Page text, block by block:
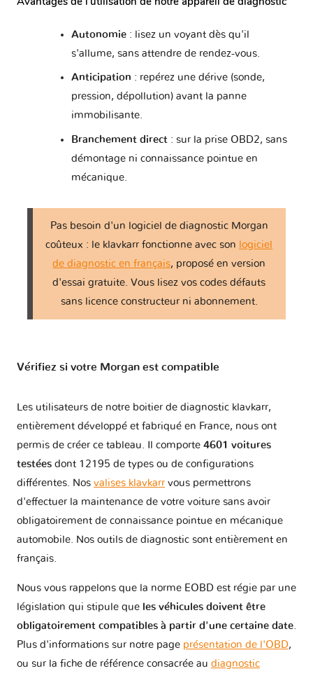
Autonomie: lisez un voyant dès qu'il
s'allume, sans attendre de rendez-vous.
Anticipation : repérez une dérive (sonde,
pression, dépollution) avant la panne
immobilisante.
Branchement direct : sur la prise OBD2, sans
démontage ni connaissance pointue en
mécanique.
Pas besoin d'un logiciel de diagnostic Morgan
coûteux : le klavkarr fonctionne avec son logiciel
de diagnostic en français, proposé en version
d'essai gratuite. Vous lisez vos codes défauts
sans licence constructeur ni abonnement.
Vérifiez si votre Morgan est compatible
Les utilisateurs de notre boitier de diagnostic klavkarr,
entièrement développé et fabriqué en France, nous ont
permis de créer ce tableau. Il comporte 4601 voitures
testées dont 12195 de types ou de configurations
différentes. Nos valises klavkarr vous permettrons
d'effectuer la maintenance de votre voiture sans avoir
obligatoirement de connaissance pointue en mécanique
automobile. Nos outils de diagnostic sont entièrement en
français.
Nous vous rappelons que la norme EOBD est régie par une
législation qui stipule que les véhicules doivent être
obligatoirement compatibles à partir d'une certaine date.
Plus d'informations sur notre page présentation de l'OBD,
ou sur la fiche de référence consacrée au diagnostic